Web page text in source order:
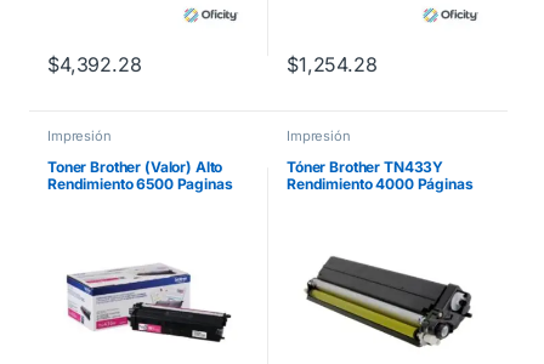
$4,392.28 $1,254.28
Impresión
Toner Brother (Valor) Alto
Rendimiento 6500 Paginas
Impresión
Tóner Brother TN433Y
Rendimiento 4000 Páginas